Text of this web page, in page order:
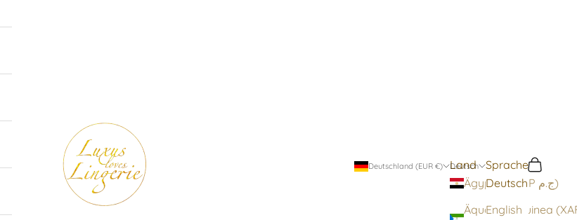
Luxus loves Lingerie
Deutschland (EUR €)
Land
Ägypten (EGP ج.م)
Äquatorialguinea
Deutsch
Sprache
Deutsch
English
Suchen